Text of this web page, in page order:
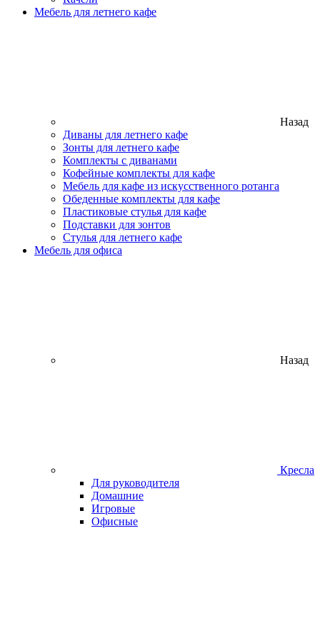
Мебель для летнего кафе
Назад
Диваны для летнего кафе
Зонты для летнего кафе
Комплекты с диванами
Кофейные комплекты для кафе
Мебель для кафе из искусственного ротанга
Обеденные комплекты для кафе
Пластиковые стулья для кафе
Подставки для зонтов
Стулья для летнего кафе
Мебель для офиса
Назад
Кресла
Для руководителя
Домашние
Игровые
Офисные